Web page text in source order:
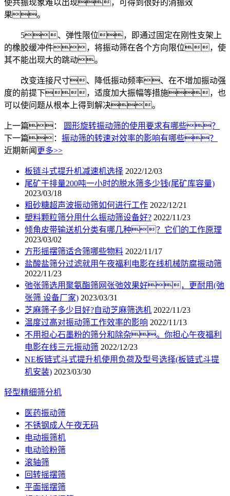
使共振现象难以出现，可得到很好的消振效
果。
5、弹性限位，即通过固定在刚性支架上
的橡胶缓冲件，将振动筛在各个方向限位，使
其不能出现大的跳动。
改变连接尺寸、降低振动频率、在不增加振动强
度的前提下，适度加大振幅等措施，也
可以使问题从根本上得到解决。
上一篇：
圆形旋转振动筛的使用要求有哪些？
下一篇： 振动筛的转速对效率的影响有哪些？
近期新闻 更多>>
板链斗式提升机减速机选择 2022/12/03
尾矿干排量200吨一小时的脱水筛多少钱(尾矿库容量)
2023/03/18
粗砂糖超声波振动筛如何进行工作 2022/12/21
塑料颗粒筛分用什么振动筛设备好? 2022/11/23
倾角皮带输送机分类有哪几种？它们的工作原理
2023/03/02
方形摇摆筛适合筛哪些物料 2022/11/17
盐酸盐筛分过滤就用午夜福利电影在线机械防腐振动筛
2022/11/23
弛张筛选用聚氨酯筛网张弛效果好，更耐用(弛
张筛 设备厂家) 2023/03/31
芝麻筛子多少目好?自动芝麻筛选机 2022/11/23
温度过高对振动筛工作效率的影响 2022/11/13
不用担心石墨粉的筛分和除杂。你担心午夜福利
电影在线三元振动筛 2022/12/23
NE板链式斗式提升机使用负荷及型号选择(板链式斗提
机安装) 2023/03/30
轻型精细筛分机
医药振动筛
不锈钢成人午夜无码
电动振筛机
电动验粉筛
滚轴筛
回转摇摆筛
平面摇摆筛